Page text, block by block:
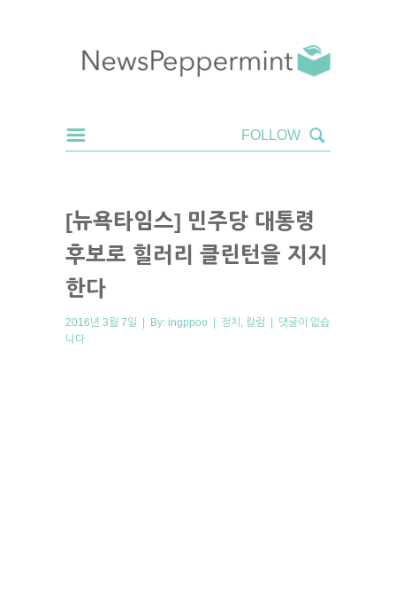
[뉴욕타임스] 민주당 대통령
후보로 힐러리 클린턴을 지지
한다
2016년 3월 7일 | By: ingppoo | 정치 칼럼 | 댓글이 없습
니다